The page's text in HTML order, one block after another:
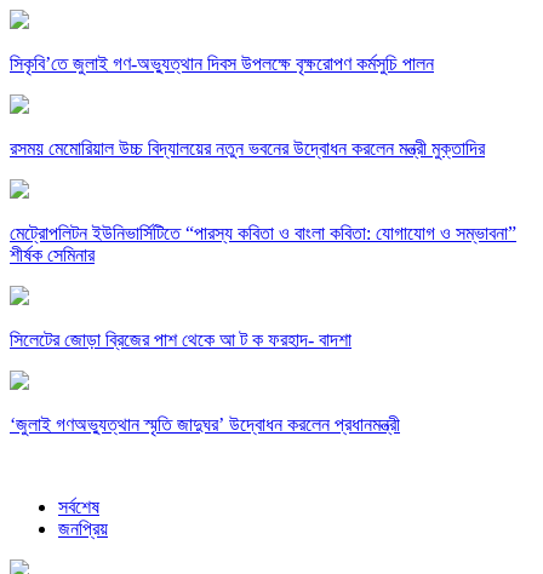
সিকৃবি’তে জুলাই গণ-অভ্যুত্থান দিবস উপলক্ষে বৃক্ষরোপণ কর্মসুচি পালন
রসময় মেমোরিয়াল উচ্চ বিদ্যালয়ের নতুন ভবনের উদ্বোধন করলেন মন্ত্রী মুক্তাদির
মেট্রোপলিটন ইউনিভার্সিটিতে “পারস্য কবিতা ও বাংলা কবিতা: যোগাযোগ ও সম্ভাবনা”
শীর্ষক সেমিনার
সিলেটের জোড়া ব্রিজের পাশ থেকে আ ট ক ফরহাদ- বাদশা
‘জুলাই গণঅভ্যুত্থান স্মৃতি জাদুঘর’ উদ্বোধন করলেন প্রধানমন্ত্রী
সর্বশেষ
জনপ্রিয়